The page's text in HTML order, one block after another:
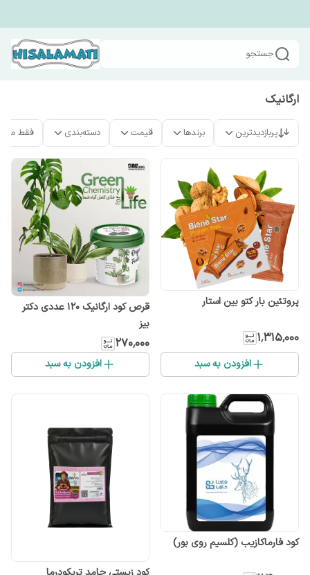
جستجو
ارگانیک
پربازدیدترین برندها قیمت دسته‌بندی فقط
پروتئین بار کتو بین استار
۱٬۳۱۵٬۰۰۰
افزودن به سبد
قرص کود ارگانیک 120 عددی دکتر
بیز
۲۷۰٬۰۰۰
افزودن به سبد
کود فارماکازیب (کلسیم روی بور)